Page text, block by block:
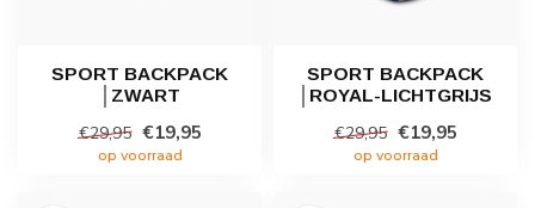
SPORT BACKPACK
│ZWART
€29,95 €19,95
op voorraad
SPORT BACKPACK
│ROYAL-LICHTGRIJS
€29,95 €19,95
op voorraad